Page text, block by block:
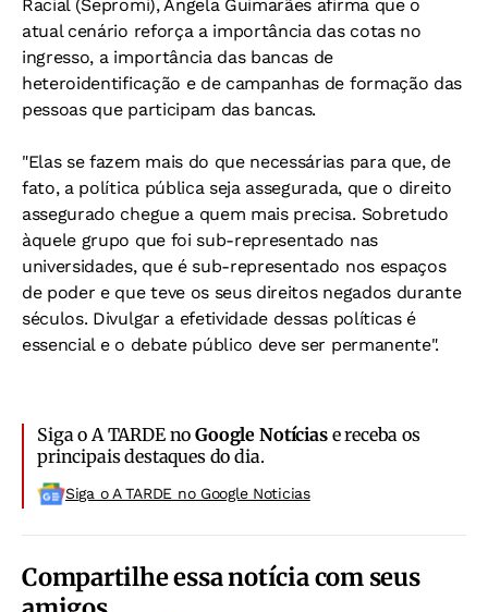
Racial (Sepromi), Ângela Guimarães afirma que o
atual cenário reforça a importância das cotas no
ingresso, a importância das bancas de
heteroidentificação e de campanhas de formação das
pessoas que participam das bancas.
"Elas se fazem mais do que necessárias para que, de
fato, a política pública seja assegurada, que o direito
assegurado chegue a quem mais precisa. Sobretudo
àquele grupo que foi sub-representado nas
universidades, que é sub-representado nos espaços
de poder e que teve os seus direitos negados durante
séculos. Divulgar a efetividade dessas políticas é
essencial e o debate público deve ser permanente".
Siga o A TARDE noGoogle Notíciase receba os
principais destaques do dia.
Siga o A TARDE no Google Noticias
Compartilhe essa notícia com seus